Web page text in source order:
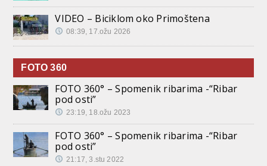
VIDEO – Biciklom oko Primoštena
08:39, 17.ožu 2026
FOTO 360
FOTO 360° – Spomenik ribarima -“Ribar
pod osti”
23:19, 18.ožu 2023
FOTO 360° – Spomenik ribarima -“Ribar
pod osti”
21:17, 3.stu 2022